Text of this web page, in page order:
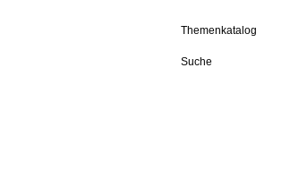
Themenkatalog
Suche